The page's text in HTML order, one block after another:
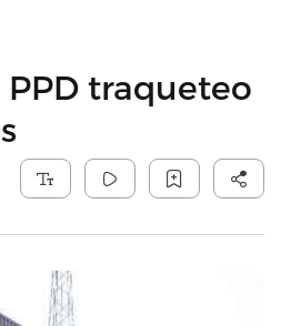
traqueteo